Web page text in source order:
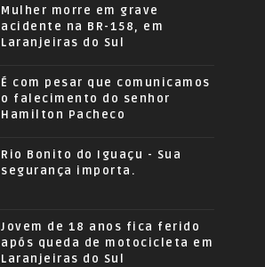
Mulher morre em grave
acidente na BR-158, em
Laranjeiras do Sul
É com pesar que comunicamos
o falecimento do senhor
Hamilton Pacheco
Rio Bonito do Iguaçu - Sua
segurança importa.
Jovem de 18 anos fica ferido
após queda de motocicleta em
Laranjeiras do Sul